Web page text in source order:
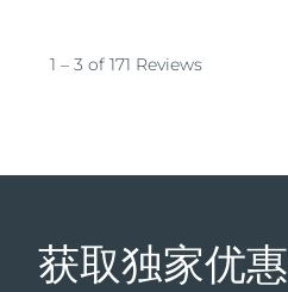
获取独家优惠